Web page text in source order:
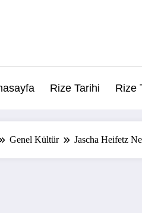
Rize Tarihi Rize
Genel Kültür Jascha Heifetz